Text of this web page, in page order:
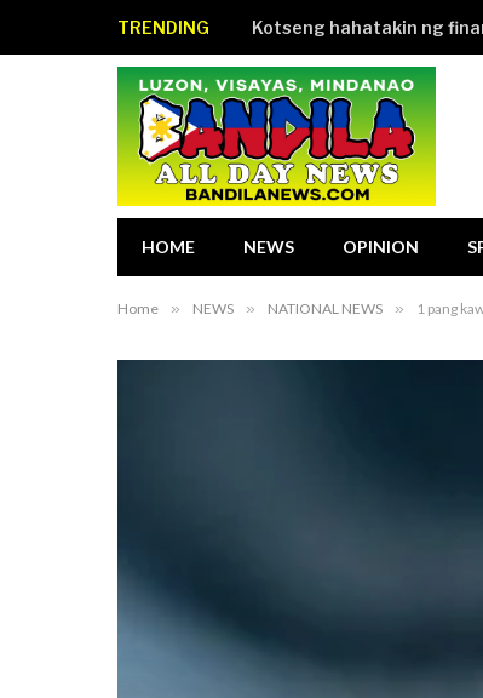
TRENDING
HOME NEWS OPINION
Home » NEWS » NATIONAL NEWS » 1 pang